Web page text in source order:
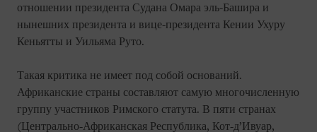
отношении президента Судана Омара эль-Башира и
нынешних президента и вице-президента Кении Ухуру
Кеньятты и Уильяма Руто.
Такая критика не имеет под собой оснований.
Африканские страны составляют самую многочисленную
группу участников Римского статута. В пяти странах
(Центрально-Африканская Республика, Кот-д’Ивуар,